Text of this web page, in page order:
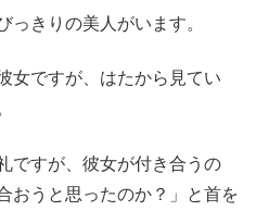
っきりの美人がいます。
女ですが、はたから見てい
ですが、彼女が付き合うの
おうと思ったのか？」と首を